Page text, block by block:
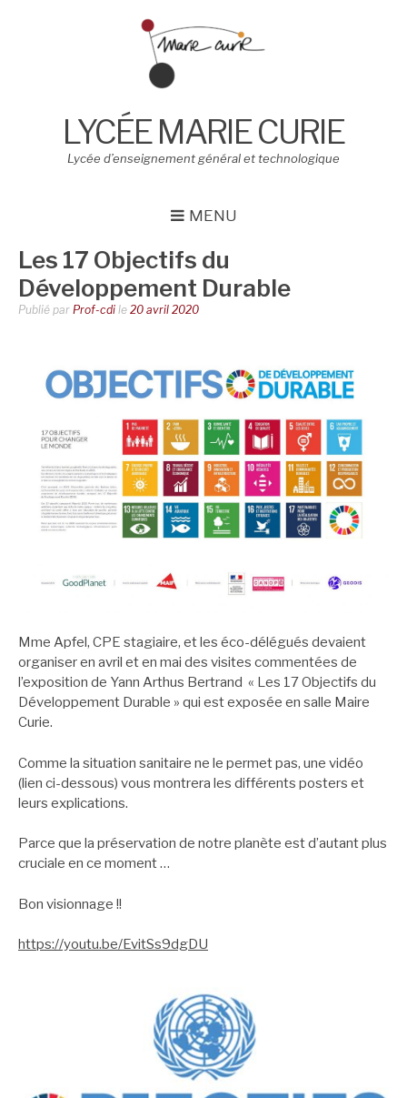
LYCÉE MARIE CURIE
Lycée d’enseignement général et technologique
MENU
Les 17 Objectifs du
Développement Durable
Publié par Prof-cdi le 20 avril 2020
Mme Apfel, CPE stagiaire, et les éco-délégués devaient
organiser en avril et en mai des visites commentées de
l’exposition de Yann Arthus Bertrand « Les 17 Objectifs du
Développement Durable » qui est exposée en salle Maire
Curie.
Comme la situation sanitaire ne le permet pas, une vidéo
(lien ci-dessous) vous montrera les différents posters et
leurs explications.
Parce que la préservation de notre planète est d’autant plus
cruciale en ce moment …
Bon visionnage !!
https://youtu.be/EvitSs9dgDU